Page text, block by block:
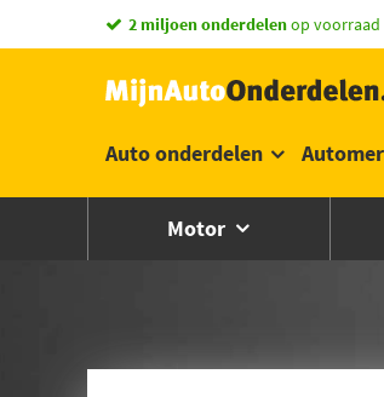
2 miljoen onderdelenop voorraad
Auto onderdelen
Motor